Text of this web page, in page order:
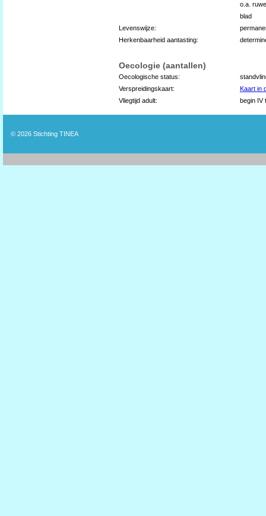
o.a.
blad
Levenswijze:
Herkenbaarheid aantasting:
Oecologie (aantallen)
Oecologische status:
Verspreidingskaart:
Kaart in
Vliegtijd adult:
begin IV
© 2026 Stichting TINEA